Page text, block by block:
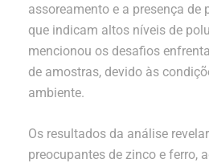
assoreamento e a presença de
que indicam altos níveis de
mencionou os desafios
de amostras, devido às
ambiente.
Os resultados da análise
preocupantes de zinco e ferro,